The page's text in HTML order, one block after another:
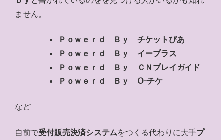
ません。
Ｐｏｗｅｒｄ Ｂｙ チケットぴあ
Ｐｏｗｅｒｄ Ｂｙ イープラス
Ｐｏｗｅｒｄ Ｂｙ ＣＮプレイガイド
Ｐｏｗｅｒｄ Ｂｙ O-チケ
など
自前で受付販売決済システムをつくる代わりに大手プ